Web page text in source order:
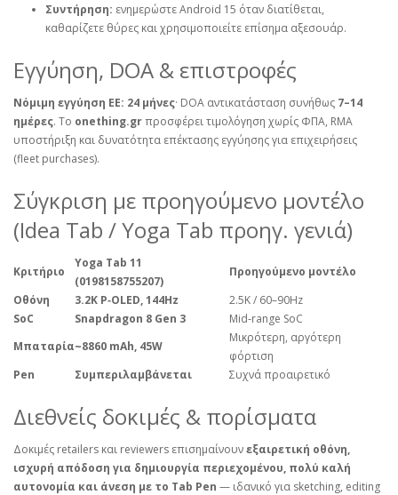
Συντήρηση: ενημερώστε Android 15 όταν διατίθεται,
καθαρίζετε θύρες και χρησιμοποιείτε επίσημα αξεσουάρ.
Εγγύηση, DOA & επιστροφές
Νόμιμη εγγύηση ΕΕ: 24 μήνες· DOA αντικατάσταση συνήθως 7–14
ημέρες. Το onething.grπροσφέρει τιμολόγηση χωρίς ΦΠΑ, RMA
υποστήριξη και δυνατότητα επέκτασης εγγύησης για επιχειρήσεις
(fleet purchases).
Σύγκριση με προηγούμενο μοντέλο
(Idea Tab / Yoga Tab προηγ. γενιά)
Κριτήριο
Yoga Tab 11
(0198158755207)
Προηγούμενο μοντέλο
Οθόνη
3.2K P‑OLED, 144Hz
2.5K / 60–90Hz
SoC
Snapdragon 8 Gen 3
Mid‑range SoC
Μπαταρία~8860 mAh, 45W
Μικρότερη, αργότερη
φόρτιση
Pen
Συμπεριλαμβάνεται Συχνά προαιρετικό
Διεθνείς δοκιμές & πορίσματα
Δοκιμές retailers και reviewers επισημαίνουνεξαιρετική οθόνη,
ισχυρή απόδοση για δημιουργία περιεχομένου, πολύ καλή
αυτονομία και άνεση με το Tab Pen — ιδανικό για sketching, editing